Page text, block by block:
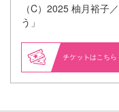
（C）2025 柚月裕子
う」
はこちら